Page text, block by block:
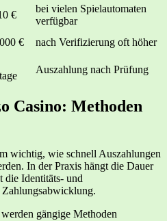
€
bei vielen Spielautomaten
verfügbar
€ nach Verifizierung oft höher
Auszahlung nach Prüfung
Casino: Methoden
wichtig, wie schnell Auszahlungen
In der Praxis hängt die Dauer
die Identitäts- und
gängige Methoden